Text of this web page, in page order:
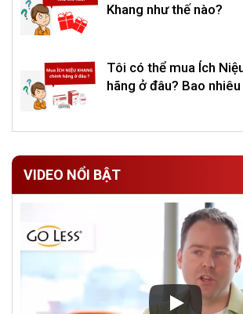
Khang như thế nào?
Tôi có thể mua Ích
hãng ở đâu? Bao
VIDEO NỔI BẬT